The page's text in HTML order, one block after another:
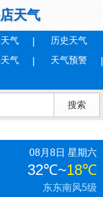
天气
气
历史天气
气
天气预警
08月8日 星期六
32℃~18℃
东东南风5级